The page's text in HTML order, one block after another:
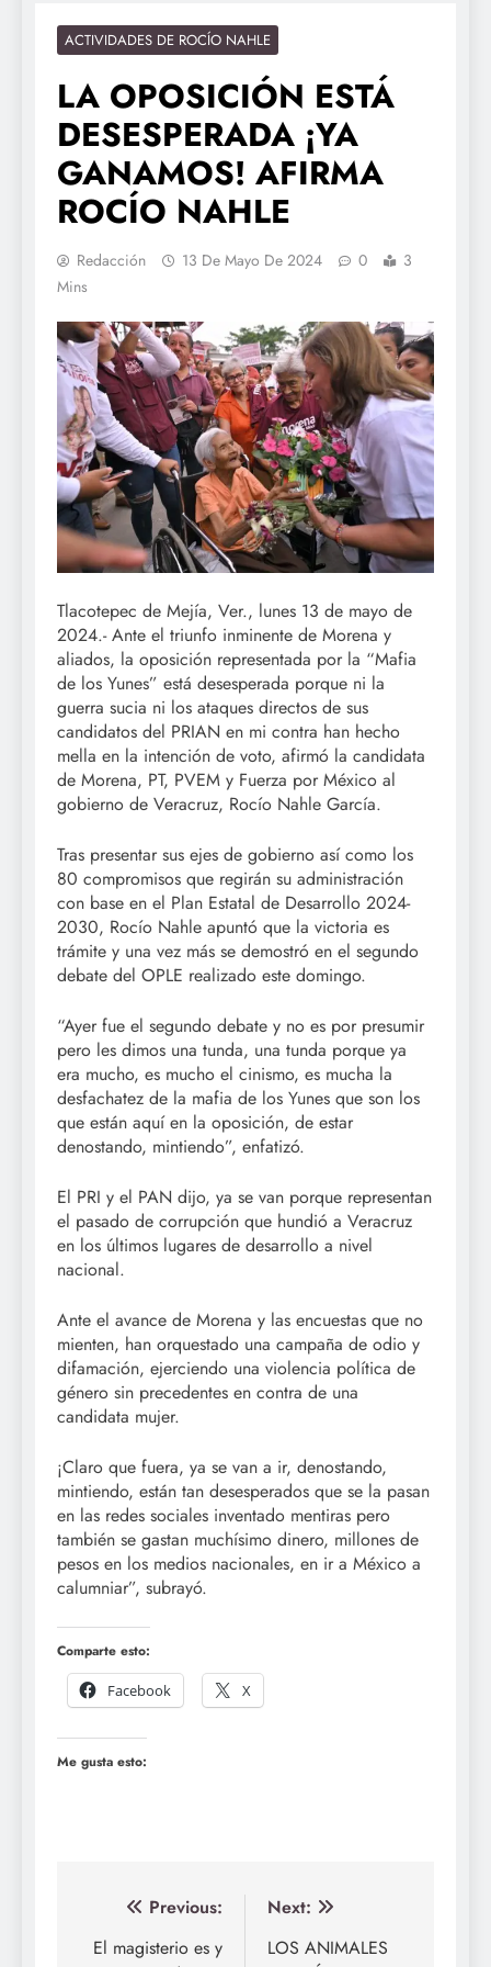
ACTIVIDADES DE ROCÍO NAHLE
LA OPOSICIÓN ESTÁ
DESESPERADA ¡YA
GANAMOS! AFIRMA
ROCÍO NAHLE
Redacción 13 De Mayo De 2024 0
3
Mins
Tlacotepec de Mejía, Ver., lunes 13 de mayo de
2024.- Ante el triunfo inminente de Morena y
aliados, la oposición representada por la “Mafia
de los Yunes” está desesperada porque ni la
guerra sucia ni los ataques directos de sus
candidatos del PRIAN en mi contra han hecho
mella en la intención de voto, afirmó la candidata
de Morena, PT, PVEM y Fuerza por México al
gobierno de Veracruz, Rocío Nahle García.
Tras presentar sus ejes de gobierno así como los
80 compromisos que regirán su administración
con base en el Plan Estatal de Desarrollo 2024-
2030, Rocío Nahle apuntó que la victoria es
trámite y una vez más se demostró en el segundo
debate del OPLE realizado este domingo.
“Ayer fue el segundo debate y no es por presumir
pero les dimos una tunda, una tunda porque ya
era mucho, es mucho el cinismo, es mucha la
desfachatez de la mafia de los Yunes que son los
que están aquí en la oposición, de estar
denostando, mintiendo”, enfatizó.
El PRI y el PAN dijo, ya se van porque representan
el pasado de corrupción que hundió a Veracruz
en los últimos lugares de desarrollo a nivel
nacional.
Ante el avance de Morena y las encuestas que no
mienten, han orquestado una campaña de odio y
difamación, ejerciendo una violencia política de
género sin precedentes en contra de una
candidata mujer.
¡Claro que fuera, ya se van a ir, denostando,
mintiendo, están tan desesperados que se la pasan
en las redes sociales inventado mentiras pero
también se gastan muchísimo dinero, millones de
pesos en los medios nacionales, en ir a México a
calumniar”, subrayó.
Comparte esto:
Facebook
X
Me gusta esto:
Navegación
de
Previous:
El magisterio es y
Next:
LOS ANIMALES